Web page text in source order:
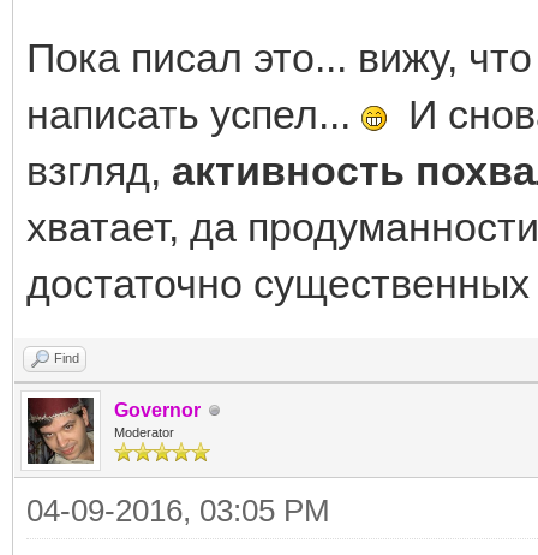
Пока писал это... вижу,
написать успел...
И
взгляд, активность
хватает, да
достаточно
Find
Governor
Moderator
04-09-2016, 03:05 PM